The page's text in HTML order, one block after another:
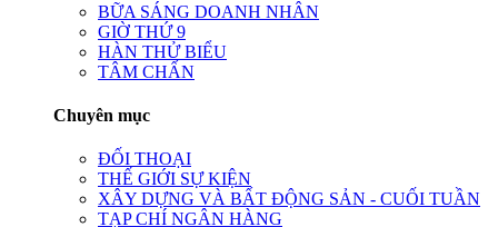
BỮA SÁNG DOANH NHÂN
GIỜ THỨ 9
HÀN THỬ BIỂU
TÂM CHẤN
Chuyên mục
ĐỐI THOẠI
THẾ GIỚI SỰ KIỆN
XÂY DỰNG VÀ BẤT ĐỘNG SẢN - CUỐI TUẦN
TẠP CHÍ NGÂN HÀNG